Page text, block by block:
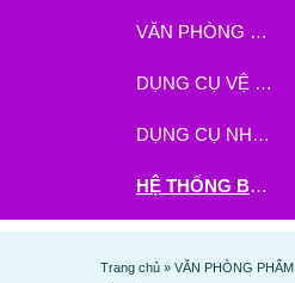
VĂN PHÒNG PHẨM
DỤNG CỤ VỆ SINH
DỤNG CỤ NHÀ BẾP
HỆ THỐNG BHX - TGDĐ ĐẶT HÀNG TẠI ĐÂY
Trang chủ » VĂN PHÒNG PHẨM